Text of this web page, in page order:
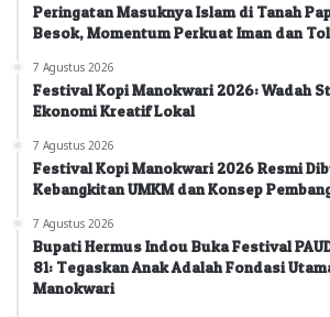
Peringatan Masuknya Islam di Tanah
Besok, Momentum Perkuat Iman dan
7 Agustus 2026
Festival Kopi Manokwari 2026: Wadah
Ekonomi Kreatif Lokal
7 Agustus 2026
Festival Kopi Manokwari 2026 Resmi
Kebangkitan UMKM dan Konsep
7 Agustus 2026
Bupati Hermus Indou Buka Festival
81: Tegaskan Anak Adalah Fondasi
Manokwari